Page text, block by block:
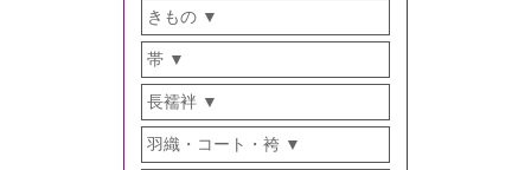
きもの
帯
長襦袢
羽織・コート・袴